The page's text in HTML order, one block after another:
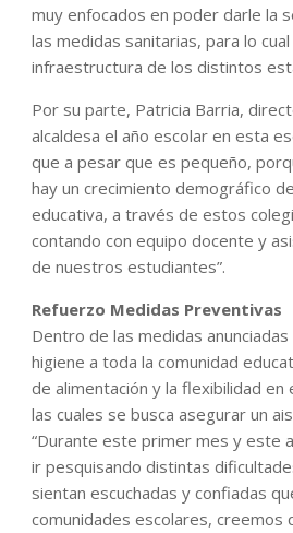
muy enfocados en poder darle la
las medidas sanitarias, para lo
infraestructura de los distintos
Por su parte, Patricia Barria,
alcaldesa el año escolar en esta
que a pesar que es pequeño,
hay un crecimiento demográfico
educativa, a través de estos
contando con equipo docente y
de nuestros estudiantes”.
Refuerzo Medidas Preventivas
Dentro de las medidas
higiene a toda la comunidad
de alimentación y la flexibilidad en
las cuales se busca asegurar un
“Durante este primer mes y este
ir pesquisando distintas
sientan escuchadas y confiadas
comunidades escolares,